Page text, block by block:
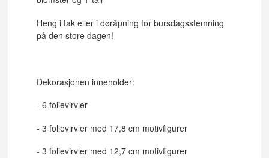
Heng i tak eller i døråpning for bursdagsstemning
på den store dagen!
Dekorasjonen inneholder:
- 6 folievirvler
- 3 folievirvler med 17,8 cm motivfigurer
- 3 folievirvler med 12,7 cm motivfigurer